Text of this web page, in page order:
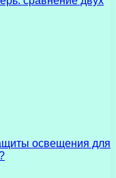
освещения для